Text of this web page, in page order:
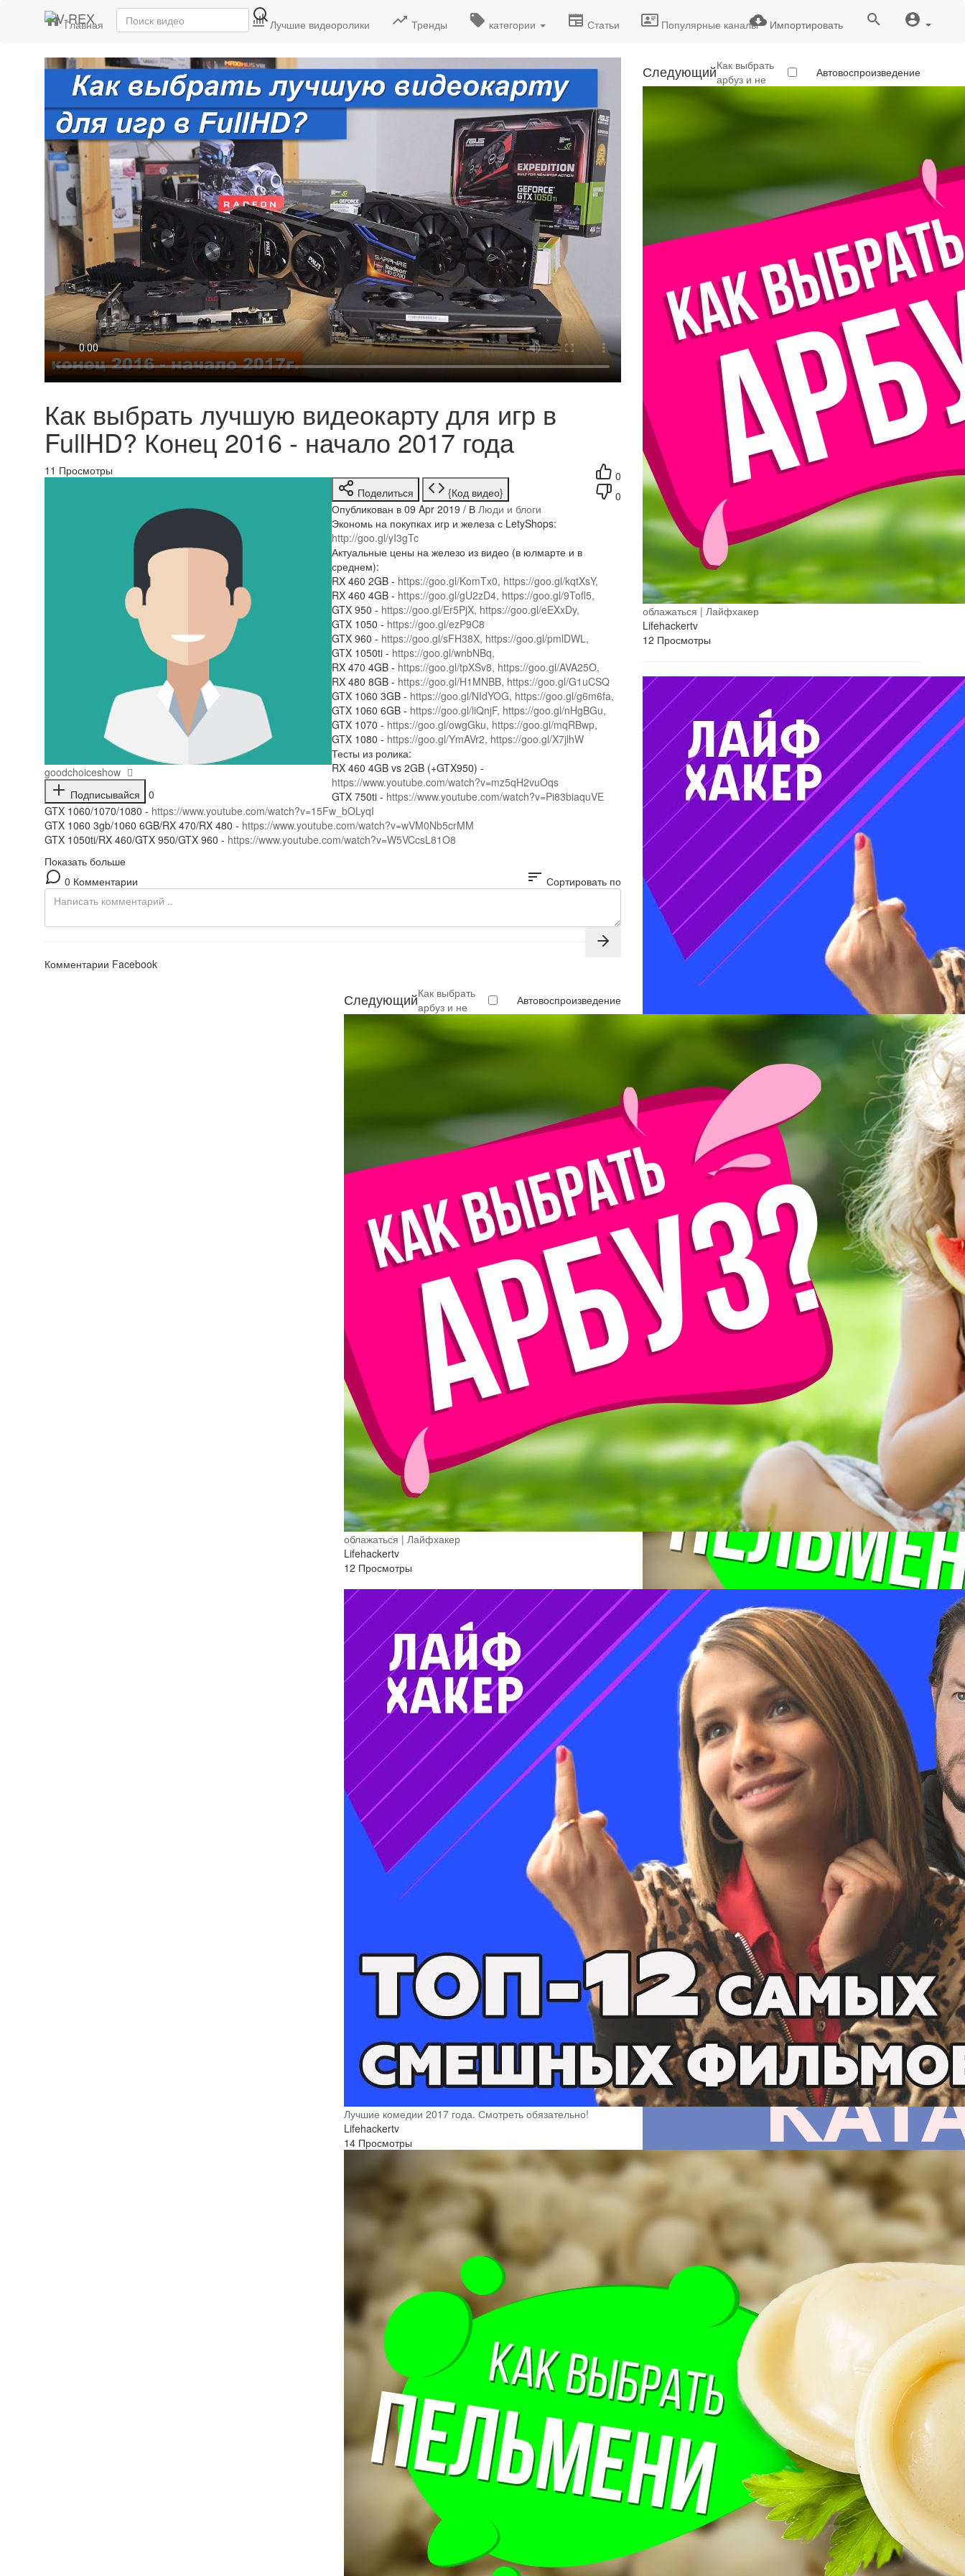
Импортировать
Главная Последние видео Лучшие видеоролики Тренды категории Статьи Популярные каналы
Следующий Автовоспроизведение
Как выбрать
арбуз и не
облажаться | Лайфхакер
Lifehackertv
12 Просмотры
Лучшие комедии 2017 года. Смотреть обязательно!
Lifehackertv
14 Просмотры
Как выбрать пельмени | Лайфхакер
Lifehackertv
18 Просмотры
Как научиться кататься на сноуборде (выбрать доску,
19 Просмотры
Как выбрать лучшую видеокарту для игр в
FullHD? Конец 2016 - начало 2017 года
0
0
11 Просмотры
goodchoiceshow
Подписывайся
0
Поделиться
{Код видео}
Опубликован в 09 Apr 2019 / В Люди и блоги
Экономь на покупках игр и железа с LetyShops:
http://goo.gl/yI3gTc
Актуальные цены на железо из видео (в юлмарте и в
среднем):
RX 460 2GB - https://goo.gl/KomTx0, https://goo.gl/kqtXsY,
RX 460 4GB - https://goo.gl/gU2zD4, https://goo.gl/9Tofl5,
GTX 950 - https://goo.gl/Er5PjX, https://goo.gl/eEXxDy,
GTX 1050 - https://goo.gl/ezP9C8
GTX 960 - https://goo.gl/sFH38X, https://goo.gl/pmlDWL,
GTX 1050ti - https://goo.gl/wnbNBq,
RX 470 4GB - https://goo.gl/tpXSv8, https://goo.gl/AVA25O,
RX 480 8GB - https://goo.gl/H1MNBB, https://goo.gl/G1uCSQ
GTX 1060 3GB - https://goo.gl/NIdYOG, https://goo.gl/g6m6fa,
GTX 1060 6GB - https://goo.gl/liQnjF, https://goo.gl/nHgBGu,
GTX 1070 - https://goo.gl/owgGku, https://goo.gl/mqRBwp,
GTX 1080 - https://goo.gl/YmAVr2, https://goo.gl/X7jlhW
Тесты из ролика:
RX 460 4GB vs 2GB (+GTX950) -
https://www.youtube.com/watch?v=mz5qH2vuOqs
GTX 750ti - https://www.youtube.com/watch?v=Pi83biaquVE
GTX 1060/1070/1080 - https://www.youtube.com/watch?v=15Fw_bOLyqI
GTX 1060 3gb/1060 6GB/RX 470/RX 480 - https://www.youtube.com/watch?v=wVM0Nb5crMM
GTX 1050ti/RX 460/GTX 950/GTX 960 - https://www.youtube.com/watch?v=W5VCcsL81O8
Показать больше
0 Комментарии
sort Сортировать по
Комментарии Facebook
Следующий Автовоспроизведение
Как выбрать
арбуз и не
облажаться | Лайфхакер
Lifehackertv
12 Просмотры
Лучшие комедии 2017 года. Смотреть обязательно!
Lifehackertv
14 Просмотры